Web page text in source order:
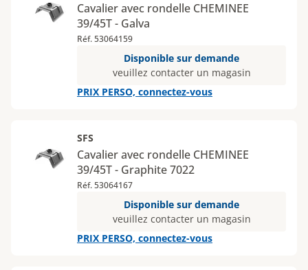
Cavalier avec rondelle CHEMINEE
39/45T - Galva
Réf. 53064159
Disponible sur demande
veuillez contacter un magasin
PRIX PERSO, connectez-vous
SFS
Cavalier avec rondelle CHEMINEE
39/45T - Graphite 7022
Réf. 53064167
Disponible sur demande
veuillez contacter un magasin
PRIX PERSO, connectez-vous